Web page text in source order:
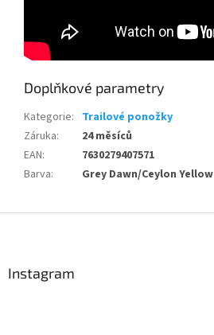
Doplňkové parametry
Kategorie: Trailové ponožky
Záruka:
24 měsíců
EAN:
7630279407571
Barva: Grey Dawn/Ceylon Yellow
Instagram